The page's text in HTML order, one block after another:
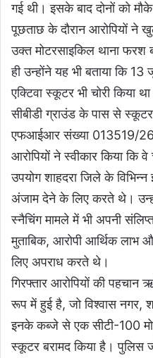
गई थी। इसके बाद दोनों को मौके
पूछताछ के दौरान आरोपियों ने
उक्त मोटरसाइकिल थाना फरश
ही उन्होंने यह भी बताया कि
एक्टिवा स्कूटर भी चोरी किया
सीबीडी ग्राउंड के पास से
एफआईआर संख्या 013519/26
आरोपियों ने स्वीकार किया कि वे
उपयोग शाहदरा जिले के विभिन्न
अंजाम देने के लिए करते थे।
स्नैचिंग मामले में भी अपनी
मुताबिक, आरोपी आर्थिक लाभ
लिए अपराध करते थे।
गिरफ्तार आरोपियों की
रूप में हुई है, जो विश्वास नगर,
इनके कब्जे से एक सीटी-100
स्कूटर बरामद किया है। पुलिस